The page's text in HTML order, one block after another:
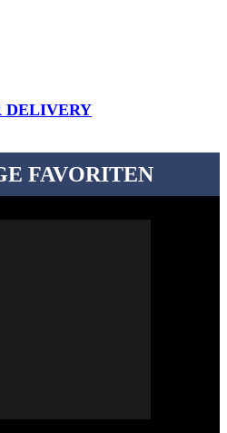
DELIVERY
FAVORITEN